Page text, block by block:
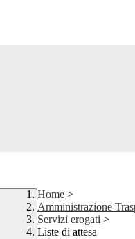
Home >
Amministrazione
Servizi erogati >
Liste di attesa